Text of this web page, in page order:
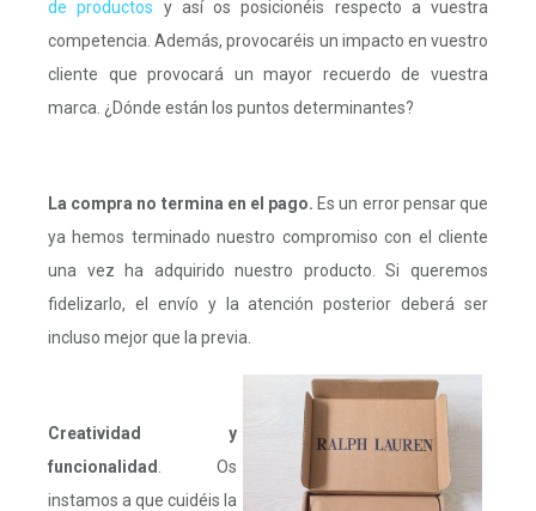
de productos y así os posicionéis respecto a vuestra
competencia. Además, provocaréis un impacto en vuestro
cliente que provocará un mayor recuerdo de vuestra
marca. ¿Dónde están los puntos determinantes?
La compra no termina en el pago. Es un error pensar que
ya hemos terminado nuestro compromiso con el cliente
una vez ha adquirido nuestro producto. Si queremos
fidelizarlo, el envío y la atención posterior deberá ser
incluso mejor que la previa.
Creatividad y
funcionalidad
. Os
instamos a que cuidéis la